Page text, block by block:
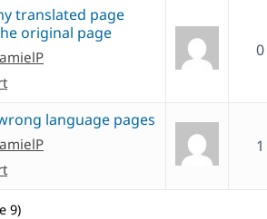
translated page
original page
0
language pages
1
9)